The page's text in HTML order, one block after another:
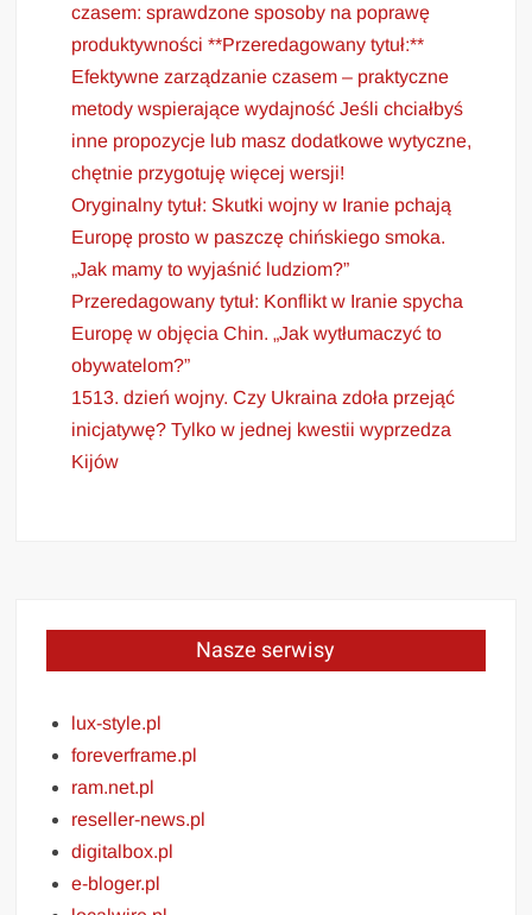
czasem: sprawdzone sposoby na poprawę
produktywności **Przeredagowany tytuł:**
Efektywne zarządzanie czasem – praktyczne
metody wspierające wydajność Jeśli chciałbyś
inne propozycje lub masz dodatkowe wytyczne,
chętnie przygotuję więcej wersji!
Oryginalny tytuł: Skutki wojny w Iranie pchają
Europę prosto w paszczę chińskiego smoka.
„Jak mamy to wyjaśnić ludziom?”
Przeredagowany tytuł: Konflikt w Iranie spycha
Europę w objęcia Chin. „Jak wytłumaczyć to
obywatelom?”
1513. dzień wojny. Czy Ukraina zdoła przejąć
inicjatywę? Tylko w jednej kwestii wyprzedza
Kijów
Nasze serwisy
lux-style.pl
foreverframe.pl
ram.net.pl
reseller-news.pl
digitalbox.pl
e-bloger.pl